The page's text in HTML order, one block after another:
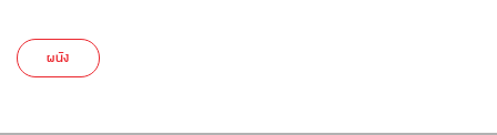
ผนัง